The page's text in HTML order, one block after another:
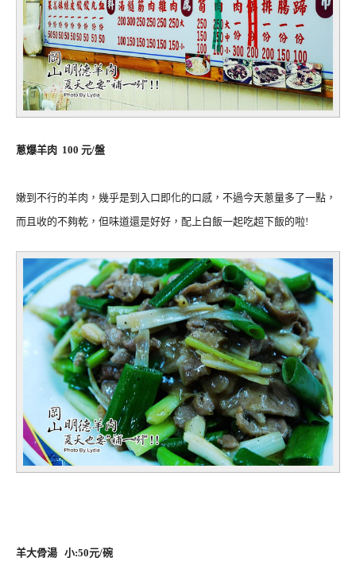
蔥爆羊肉 100 元/盤
嫩到不行的羊肉，幾乎是到入口即化的口感，不過今天蔥量多了一點，
而且收的不夠乾，但味道還是好好，配上白飯一起吃超下飯的啦!
羊大骨湯 小:50元/碗